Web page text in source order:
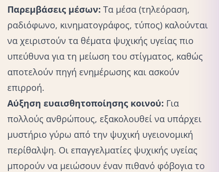
Παρεμβάσεις μέσων: Τα μέσα (τηλεόραση,
ραδιόφωνο, κινηματογράφος, τύπος) καλούνται
να χειριστούν τα θέματα ψυχικής υγείας πιο
υπεύθυνα για τη μείωση του στίγματος, καθώς
αποτελούν πηγή ενημέρωσης και ασκούν
επιρροή.
Αύξηση ευαισθητοποίησης κοινού: Για
πολλούς ανθρώπους, εξακολουθεί να υπάρχει
μυστήριο γύρω από την ψυχική υγειονομική
περίθαλψη. Οι επαγγελματίες ψυχικής υγείας
μπορούν να μειώσουν έναν πιθανό φόβογια το